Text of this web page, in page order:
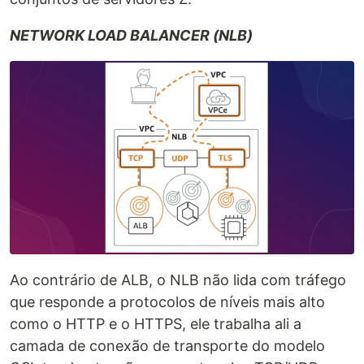
NETWORK LOAD BALANCER (NLB)
Ao contrário de ALB, o NLB não lida com tráfego
que responde a protocolos de níveis mais alto
como o HTTP e o HTTPS, ele trabalha ali a
camada de conexão de transporte do modelo